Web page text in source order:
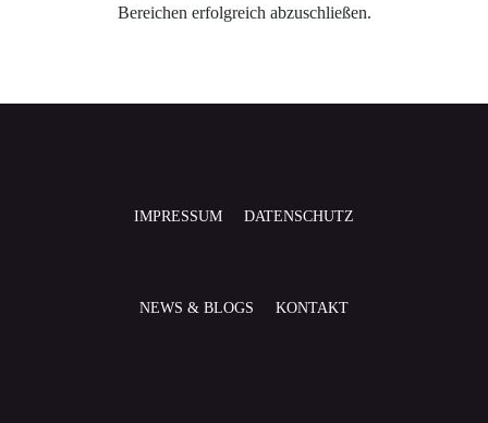
Bereichen erfolgreich abzuschließen.
IMPRESSUM DATENSCHUTZ
NEWS & BLOGS KONTAKT